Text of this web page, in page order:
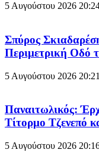
5 Αυγούστου 2026
Σπύρος
Περιμετρική Οδό
5 Αυγούστου 2026 20:21
Παναιτωλικός:
Τίτορμο Τζενεπό
5 Αυγούστου 2026